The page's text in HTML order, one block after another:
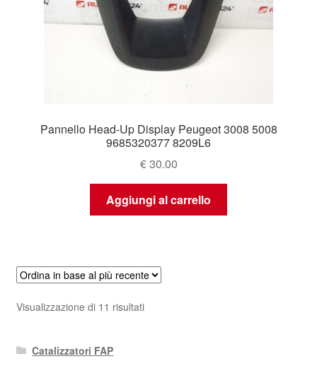
Pannello Head-Up Display Peugeot 3008 5008
9685320377 8209L6
€30.00
Aggiungi al carrello
Visualizzazione di 11 risultatiOrdina
Catalizzatori FAP